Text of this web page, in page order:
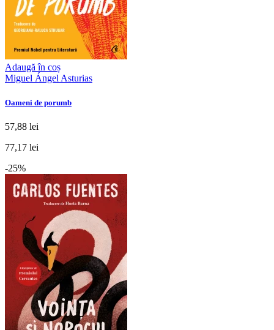
Adaugă în coș
Miguel Ángel Asturias
Oameni de porumb
57,88 lei
77,17 lei
-25%